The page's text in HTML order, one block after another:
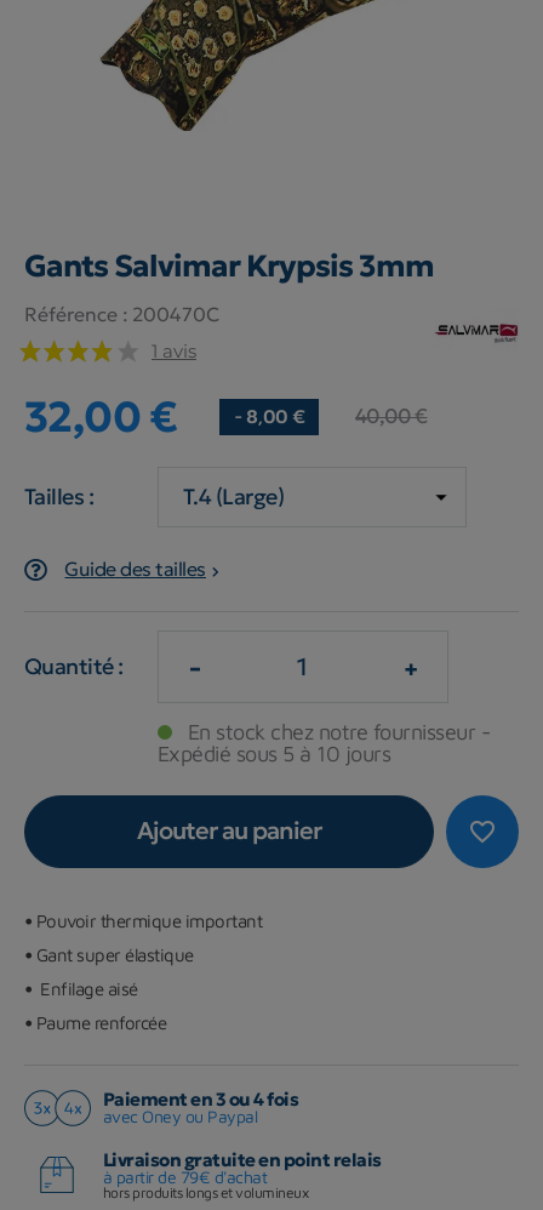
Gants Salvimar Krypsis 3mm
Référence : 200470C
1 avis
32,00 € - 8,00 € 40,00 €
Tailles :
Guide des tailles
Quantité : - +
En stock chez notre fournisseur -
Expédié sous 5 à 10 jours
favorite_border
Ajouter au panier
• Pouvoir thermique important
• Gant super élastique
• Enfilage aisé
• Paume renforcée
Paiement en 3 ou 4 fois
avec Oney ou Paypal
Livraison gratuite en point relais
à partir de 79€ d'achat
hors produits longs et volumineux